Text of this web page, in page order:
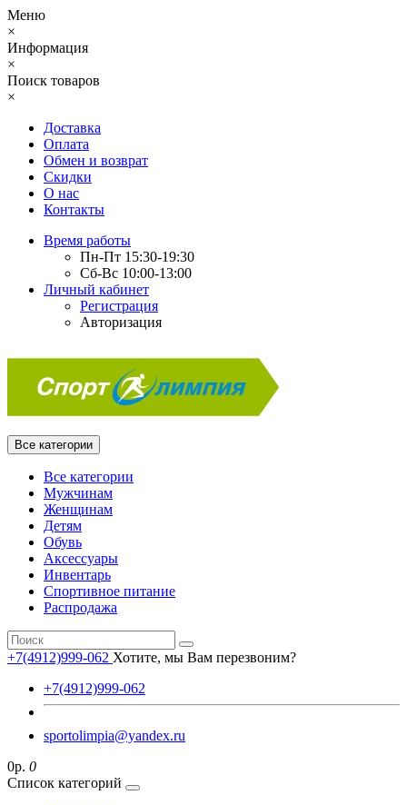
Меню
×
Информация
×
Поиск товаров
×
Доставка
Оплата
Обмен и возврат
Скидки
О нас
Контакты
Время работы
Пн-Пт 15:30-19:30
Сб-Вс 10:00-13:00
Личный кабинет
Регистрация
Авторизация
Все категории
Все категории
Мужчинам
Женщинам
Детям
Обувь
Аксессуары
Инвентарь
Спортивное питание
Распродажа
+7(4912)999-062 Хотите, мы Вам перезвоним?
+7(4912)999-062
sportolimpia@yandex.ru
0р. 0
Список категорий